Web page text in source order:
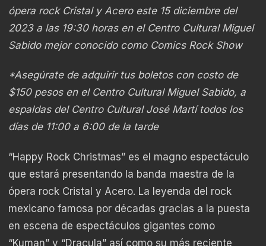
ópera rock Cristal y Acero este 15 diciembre del
2023 a las 19:30 horas en el Centro Cultural Miguel
Sabido mejor conocido como Comics Rock Show
*Asegúrate de adquirir tus boletos con costo de
$150 pesos en el Centro Cultural Miguel Sabido, a
espaldas del Centro Cultural José Martí todos los
días de 11:00 a 6:00 de la tarde
“Happy Rock Christmas” es el magno espectáculo
que estará presentando la banda maestra de la
ópera rock Cristal y Acero. La leyenda del rock
mexicano famosa por décadas gracias a la puesta
en escena de espectáculos gigantes como
“Kuman” y “Dracula” así como su más reciente